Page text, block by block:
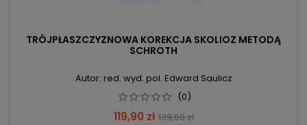
TRÓJPŁASZCZYZNOWA KOREKCJA SKOLIOZ METODĄ
SCHROTH
Autor: red. wyd. pol. Edward Saulicz
(0)
Cena
119,90 zł Cena
139,00 zł